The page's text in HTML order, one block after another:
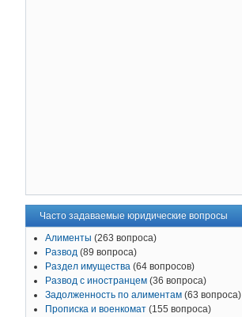
Часто задаваемые юридические вопросы
Алименты (263 вопроса)
Развод (89 вопроса)
Раздел имущества (64 вопросов)
Развод с иностранцем (36 вопроса)
Задолженность по алиментам (63 вопроса)
Прописка и военкомат (155 вопроса)